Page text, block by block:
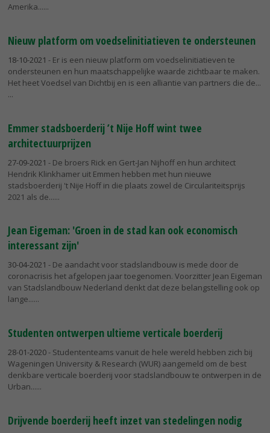
Amerika...
Nieuw platform om voedselinitiatieven te ondersteunen
18-10-2021 - Er is een nieuw platform om voedselinitiatieven te
ondersteunen en hun maatschappelijke waarde zichtbaar te maken.
Het heet Voedsel van Dichtbij en is een alliantie van partners die de...
Emmer stadsboerderij ’t Nije Hoff wint twee
architectuurprijzen
27-09-2021 - De broers Rick en Gert-Jan Nijhoff en hun architect
Hendrik Klinkhamer uit Emmen hebben met hun nieuwe
stadsboerderij 't Nije Hoff in die plaats zowel de Circulariteitsprijs
2021 als de...
Jean Eigeman: 'Groen in de stad kan ook economisch
interessant zijn'
30-04-2021 - De aandacht voor stadslandbouw is mede door de
coronacrisis het afgelopen jaar toegenomen. Voorzitter Jean Eigeman
van Stadslandbouw Nederland denkt dat deze belangstelling ook op
lange...
Studenten ontwerpen ultieme verticale boerderij
28-01-2020- Studententeams vanuit de hele wereld hebben zich bij
Wageningen University & Research (WUR) aangemeld om de best
denkbare verticale boerderij voor stadslandbouw te ontwerpen in de
Urban...
Drijvende boerderij heeft inzet van stedelingen nodig